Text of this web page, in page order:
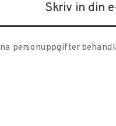
personuppgifter